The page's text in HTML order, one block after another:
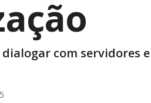
com servidores